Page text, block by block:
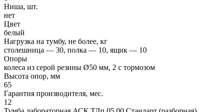
Ниша, шт.
нет
Цвет
белый
Нагрузка на тумбу, не более, кг
столешница — 30, полка — 10, ящик — 10
Опоры
колеса из серой резины Ø50 мм, 2 с тормозом
Высота опор, мм
65
Гарантия производителя, мес.
12